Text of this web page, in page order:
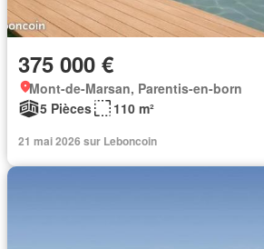
375 000 €
Mont-de-Marsan, Parentis-en-born
5 Pièces
110 m²
21 mai 2026 sur Leboncoin